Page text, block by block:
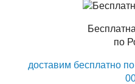
по
доставим бесплатно